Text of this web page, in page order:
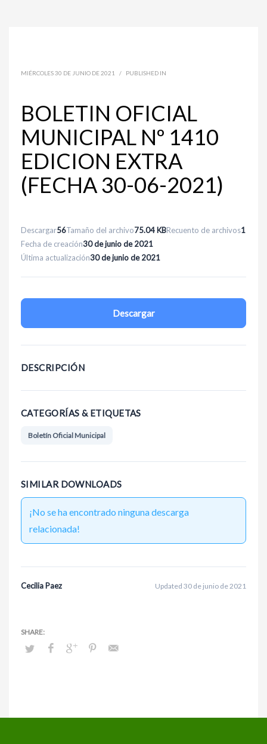
MIÉRCOLES 30 DE JUNIO DE 2021 / PUBLISHED IN
BOLETIN OFICIAL
MUNICIPAL Nº 1410
EDICION EXTRA
(FECHA 30-06-2021)
Descargar56Tamaño del archivo75.04 KBRecuento de archivos1
Fecha de creación30 de junio de 2021
Última actualización30 de junio de 2021
Descargar
DESCRIPCIÓN
CATEGORÍAS & ETIQUETAS
Boletín Oficial Municipal
SIMILAR DOWNLOADS
¡No se ha encontrado ninguna descarga
relacionada!
Cecilia Paez Updated 30 de junio de 2021